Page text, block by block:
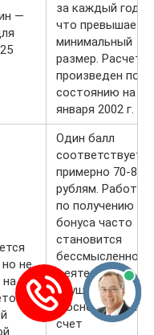
—
за каждый год,
что превышает
минимальный
размер. Расчет
произведен по
состоянию на 1
января 2002 г.
не
3
Один балл
соответствует
примерно 70-80
рублям. Работа
по получению
бонуса часто
становится
бессмысленной,
деятельность
осуществляется
в основном за
счет